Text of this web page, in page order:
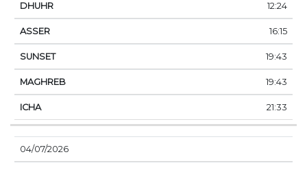
12:24
16:15
19:43
19:43
21:33
04/07/2026